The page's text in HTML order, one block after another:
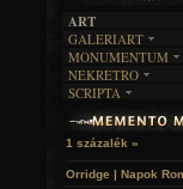
ART
GALERIART
ARTGALERI
KÉPREGÉNYEK
LAKÁSKULTS
MONUMENTUM
TEMETŐK
TEMPLOMOK
VÁRAK
HELYEK
NEKRETRO
SZUBKULT
FEKETE LYUK
RELIKVIÁK
SCRIPTA
NOVELLÁK
VERSEK
1 százalék »
Orridge | Napok